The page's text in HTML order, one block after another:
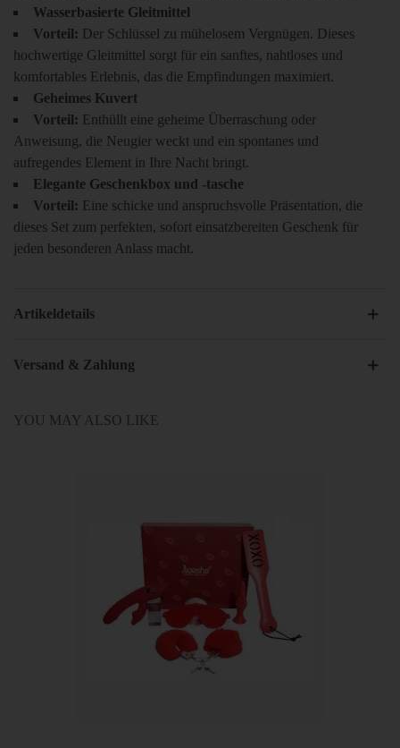
Wasserbasierte Gleitmittel
Vorteil: Der Schlüssel zu mühelosem Vergnügen. Dieses
hochwertige Gleitmittel sorgt für ein sanftes, nahtloses und
komfortables Erlebnis, das die Empfindungen maximiert.
Geheimes Kuvert
Vorteil: Enthüllt eine geheime Überraschung oder
Anweisung, die Neugier weckt und ein spontanes und
aufregendes Element in Ihre Nacht bringt.
Elegante Geschenkbox und -tasche
Vorteil: Eine schicke und anspruchsvolle Präsentation, die
dieses Set zum perfekten, sofort einsatzbereiten Geschenk für
jeden besonderen Anlass macht.
Artikeldetails
Versand & Zahlung
YOU MAY ALSO LIKE